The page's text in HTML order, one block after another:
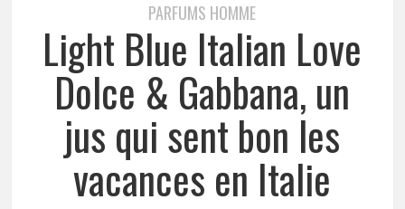
PARFUMS HOMME
Light Blue Italian Love
Dolce & Gabbana, un
jus qui sent bon les
vacances en Italie